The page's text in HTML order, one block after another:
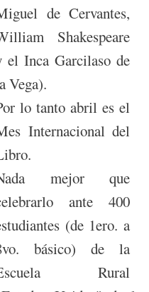
de Cervantes,
Shakespeare
el Inca Garcilaso de
Vega).
lo tanto abril es el
Internacional del
mejor que
ante 400
(de 1ero. a
básico) de la
Rural